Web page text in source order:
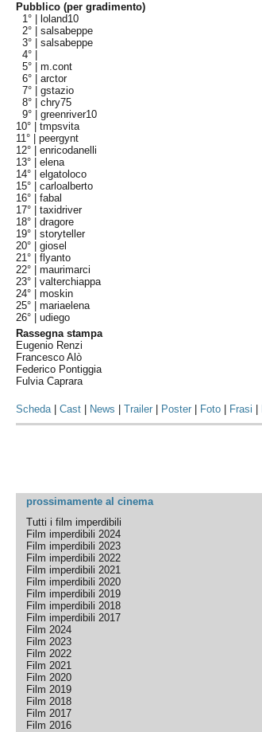
Pubblico (per gradimento)
1° |
loland10
2° |salsabeppe
3° |salsabeppe
4° |
5° |m.cont
6° |arctor
7° |gstazio
8° |chry75
9° |greenriver10
10° |tmpsvita
11° |peergynt
12° |enricodanelli
13° |elena
14° |elgatoloco
15° |carloalberto
16° |fabal
17° |taxidriver
18° |dragore
19° |storyteller
20° |giosel
21° |flyanto
22° |maurimarci
23° |valterchiappa
24° |moskin
25° |mariaelena
26° |udiego
Rassegna stampa
Eugenio Renzi
Francesco Alò
Federico Pontiggia
Fulvia Caprara
Scheda|Cast News |Trailer Poster Foto Frasi
prossimamente al cinema
Tutti i film imperdibili
Film imperdibili 2024
Film imperdibili 2023
Film imperdibili 2022
Film imperdibili 2021
Film imperdibili 2020
Film imperdibili 2019
Film imperdibili 2018
Film imperdibili 2017
Film 2024
Film 2023
Film 2022
Film 2021
Film 2020
Film 2019
Film 2018
Film 2017
Film 2016